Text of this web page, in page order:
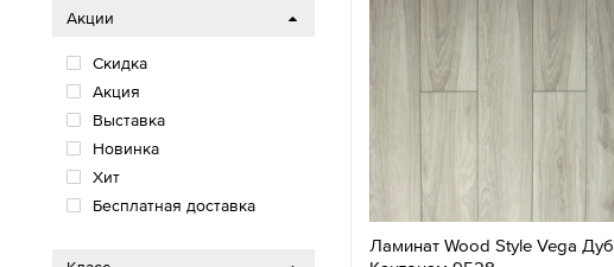
Ламинат Wood Style Vega Дуб
Акции
Скидка
Акция
Выставка
Новинка
Хит
Бесплатная доставка